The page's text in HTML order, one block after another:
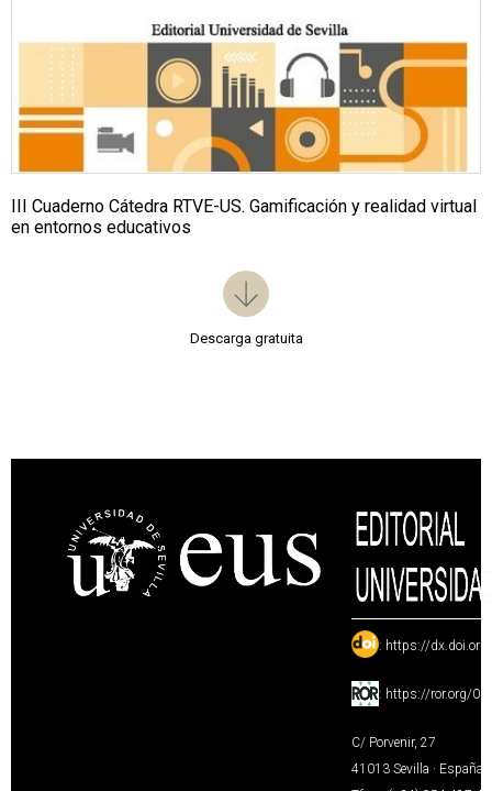
III Cuaderno Cátedra RTVE-US. Gamificación y realidad virtual
en entornos educativos
Descarga gratuita
: https://
: https://ror.org/
C/ Porvenir, 27
41013 Sevilla · España